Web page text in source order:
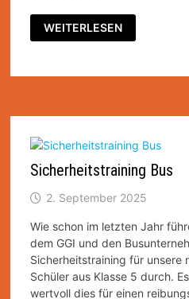
ABHOLZONE
AM
WEITERLESEN
Sicherheitstraining Bus
2. September 2025
Wie schon im letzten Jahr
dem GGI und den
Sicherheitstraining für unsere
Schüler aus Klasse 5 durch.
wertvoll dies für einen